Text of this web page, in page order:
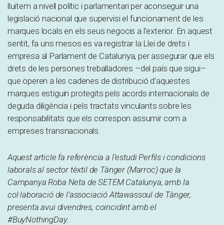
lluitem a nivell polític i parlamentari per aconseguir una
legislació nacional que supervisi el funcionament de les
marques locals en els seus negocis a l’exterior. En aquest
sentit, fa uns mesos es va registrar la Llei de drets i
empresa al Parlament de Catalunya, per assegurar que els
drets de les persones treballadores –del país que sigui–
que operen a les cadenes de distribució d’aquestes
marques estiguin protegits pels acords internacionals de
deguda diligència i pels tractats vinculants sobre les
responsabilitats que els correspon assumir com a
empreses transnacionals.
Aquest article fa referència a l’estudi Perfils i condicions
laborals al sector tèxtil de Tànger (Marroc) que la
Campanya Roba Neta de SETEM Catalunya, amb la
col·laboració de l’associació Attawassoul de Tànger,
presenta avui divendres, coincidint amb el
#BuyNothingDay.